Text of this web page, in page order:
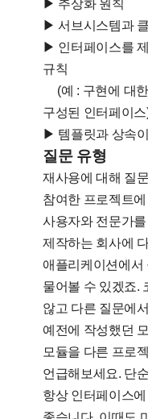
▶ 추상화 원칙
▶ 서브시스템과
▶ 인터페이스를
규칙
(예 : 구현에 대
구성된 인터페이
▶ 템플릿과 상속
질문 유형
재사용에 대해 질
참여한 프로젝트
사용자와 전문가
제작하는 회사에
애플리케이션에서
물어볼 수 있겠죠.
않고 다른 질문에
예전에 작성했던
모듈을 다른 프로
언급해보세요. 단
항상 인터페이스